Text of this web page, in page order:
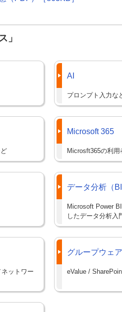
」
AI
プロンプト入力な
Microsoft 365
Microsft365の利
データ分析（BI
Microsoft Power
したデータ分析入
ットワー
グループウェア
eValue /